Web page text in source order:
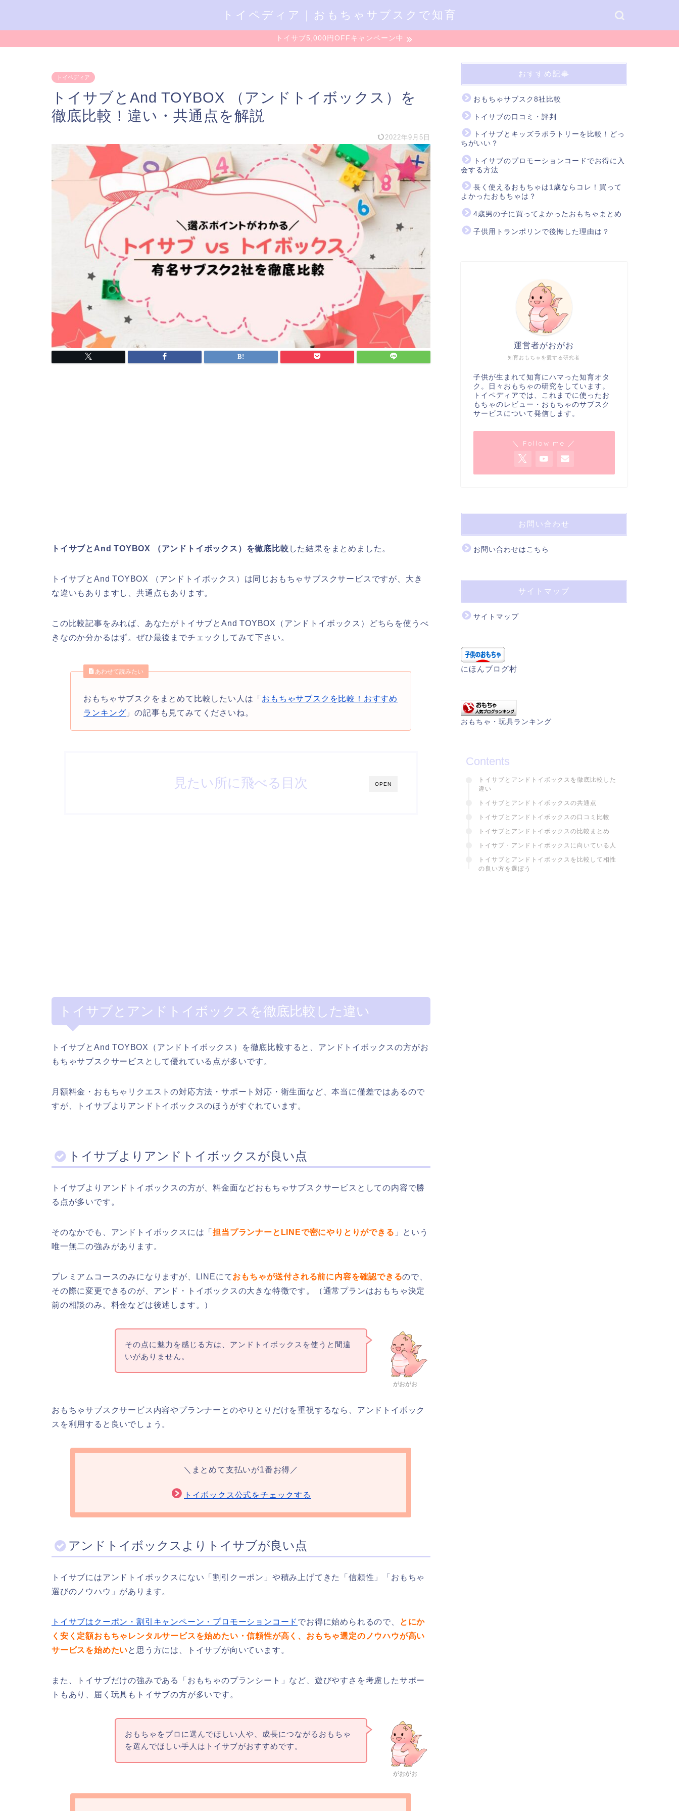
トイペディア｜おもちゃサブスクで知育
トイサブ5,000円OFFキャンペーン中
トイペディア
トイサブとAnd TOYBOX （アンドトイボックス）を
徹底比較！違い・共通点を解説
2022年9月5日
トイサブとAnd TOYBOX （アンドトイボックス）を徹底比較 した結果をまとめました。
トイサブとAnd TOYBOX （アンドトイボックス）は同じおもちゃサブスクサービスですが、大き
な違いもありますし、共通点もあります。
この比較記事をみれば、あなたがトイサブとAnd TOYBOX（アンドトイボックス）どちらを使うべ
きなのか分かるはず。ぜひ最後までチェックしてみて下さい。
あわせて読みたい
おもちゃサブスクをまとめて比較したい人は「 おもちゃサブスクを比較！おすすめ
ランキング 」の記事も見てみてくださいね。
OPEN
見たい所に飛べる目次
トイサブとアンドトイボックスを徹底比較した違い
トイサブとAnd TOYBOX（アンドトイボックス）を徹底比較すると、アンドトイボックスの方がお
もちゃサブスクサービスとして優れている点が多いです。
月額料金・おもちゃリクエストの対応方法・サポート対応・衛生面など、本当に僅差ではあるので
すが、トイサブよりアンドトイボックスのほうがすぐれています。
トイサブよりアンドトイボックスが良い点
トイサブよりアンドトイボックスの方が、料金面などおもちゃサブスクサービスとしての内容で勝
る点が多いです。
そのなかでも、アンドトイボックスには「担当プランナーとLINEで密にやりとりができる 」という
唯一無二の強みがあります。
プレミアムコースのみになりますが、LINEにておもちゃが送付される前に内容を確認できるので、
その際に変更できるのが、アンド・トイボックスの大きな特徴です。（通常プランはおもちゃ決定
前の相談のみ。料金などは後述します。）
がおがお
その点に魅力を感じる方は、アンドトイボックスを使うと間違
いがありません。
おもちゃサブスクサービス内容やプランナーとのやりとりだけを重視するなら、アンドトイボック
スを利用すると良いでしょう。
＼まとめて支払いが1番お得／
トイボックス公式をチェックする
アンドトイボックスよりトイサブが良い点
トイサブにはアンドトイボックスにない「割引クーポン」や積み上げてきた「信頼性」「おもちゃ
選びのノウハウ」があります。
トイサブはクーポン・割引キャンペーン・プロモーションコード でお得に始められるので、
とにか
く安く定額おもちゃレンタルサービスを始めたい・信頼性が高く、おもちゃ選定のノウハウが高い
サービスを始めたいと思う方には、トイサブが向いています。
また、トイサブだけの強みである「おもちゃのプランシート」など、遊びやすさを考慮したサポー
トもあり、届く玩具もトイサブの方が多いです。
がおがお
おもちゃをプロに選んでほしい人や、成長につながるおもちゃ
を選んでほしい手人はトイサブがおすすめです。
おすすめ記事
おもちゃサブスク8社比較
トイサブの口コミ・評判
トイサブとキッズラボラトリーを比較！どっ
ちがいい？
トイサブのプロモーションコードでお得に入
会する方法
長く使えるおもちゃは1歳ならコレ！買って
よかったおもちゃは？
4歳男の子に買ってよかったおもちゃまとめ
子供用トランポリンで後悔した理由は？
知育おもちゃを愛する研究者
運営者がおがお
子供が生まれて知育にハマった知育オタ
ク。日々おもちゃの研究をしています。
トイペディアでは、これまでに使ったお
もちゃのレビュー・おもちゃのサブスク
サービスについて発信します。
＼ Follow me ／
お問い合わせ
お問い合わせはこちら
サイトマップ
サイトマップ
にほんブログ村
おもちゃ・玩具ランキング
Contents
トイサブとアンドトイボックスを徹底比較した
違い
トイサブとアンドトイボックスの共通点
トイサブとアンドトイボックスの口コミ比較
トイサブとアンドトイボックスの比較まとめ
トイサブ・アンドトイボックスに向いている人
トイサブとアンドトイボックスを比較して相性
の良い方を選ぼう